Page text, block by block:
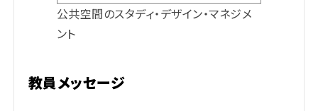
公共空間のスタディ・デザイン・マネジメ
ント
教員メッセージ